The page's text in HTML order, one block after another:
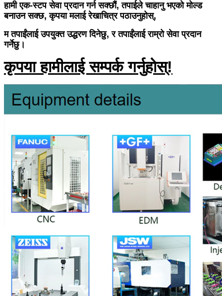
हामी एक-स्टप सेवा प्रदान गर्न सक्छौं, तपाईले चाहानु भएको मोल्ड
बनाउन सक्छ, कृपया मलाई रेखाचित्र पठाउनुहोस्,
म तपाईंलाई उपयुक्त उद्धरण दिनेछु, र तपाईंलाई राम्रो सेवा प्रदान
गर्नेछु।
कृपया हामीलाई सम्पर्क गर्नुहोस्!